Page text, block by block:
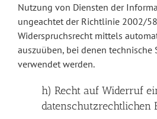
Nutzung von Diensten der
ungeachtet der Richtlinie 2002/
Widerspruchsrecht mittels
auszuüben, bei denen technische
verwendet werden.
h) Recht auf Widerruf
datenschutzrechtlichen